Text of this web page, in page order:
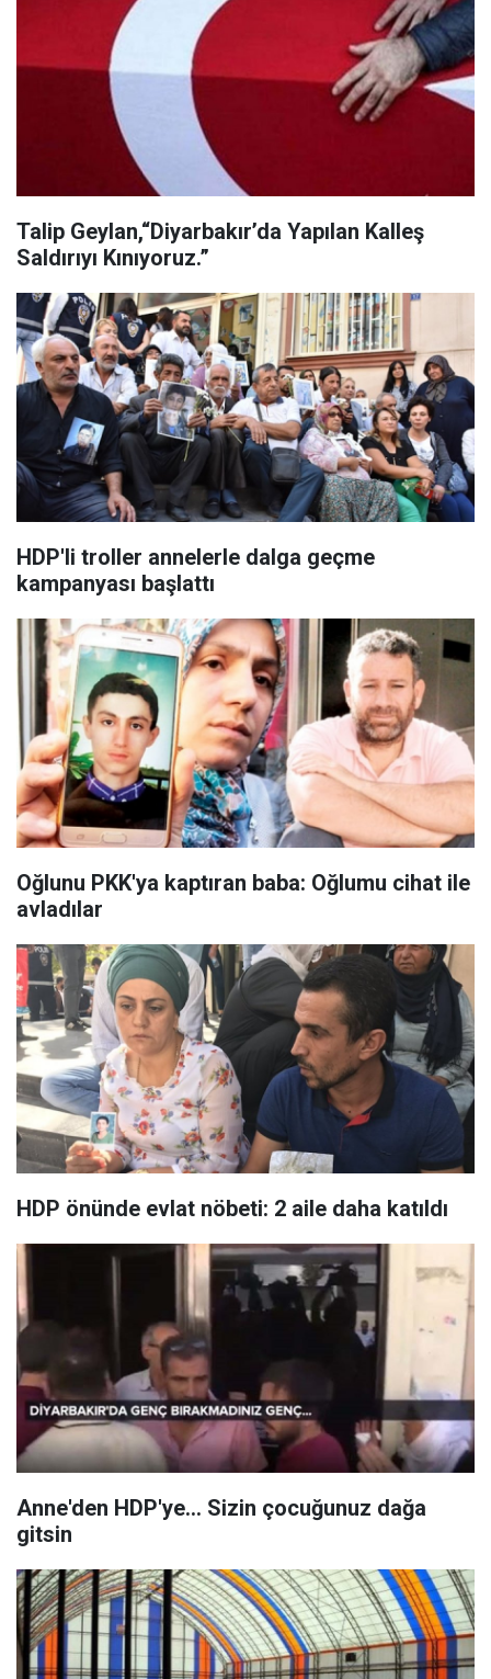
Talip Geylan,“Diyarbakır’da Yapılan Kalleş
Saldırıyı Kınıyoruz.”
HDP'li troller annelerle dalga geçme
kampanyası başlattı
Oğlunu PKK'ya kaptıran baba: Oğlumu cihat ile
avladılar
HDP önünde evlat nöbeti: 2 aile daha katıldı
Anne'den HDP'ye... Sizin çocuğunuz dağa
gitsin